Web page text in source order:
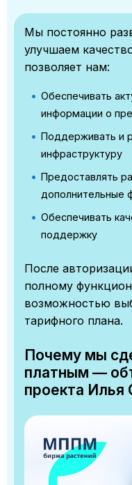
Мы постоянно
улучшаем
позволяет нам:
Обеспечивать
информации о
Поддерживать и
инфраструктуру
Предоставлять
дополнительные
Обеспечивать
поддержку
После
полному
возможностью
тарифного плана.
Почему мы
платным —
проекта Илья